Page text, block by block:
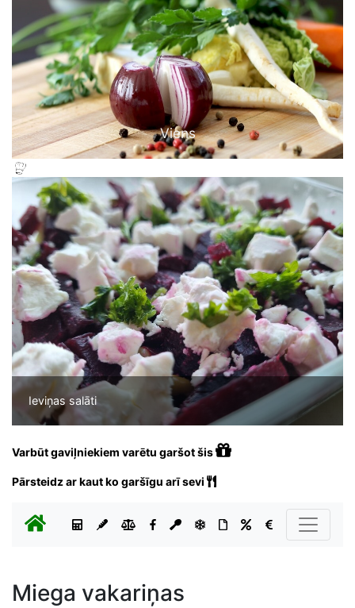
Viens
Ieviņas salāti
Varbūt gaviļniekiem varētu garšot šis
Pārsteidz ar kaut ko garšīgu arī sevi
Miega vakariņas